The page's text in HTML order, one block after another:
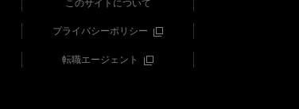
このサイトについて
プライバシーポリシー
転職エージェント